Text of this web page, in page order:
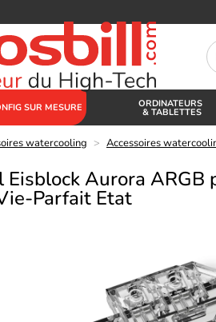
SUR MESURE ORDINATEURS
& TABLETTES
watercooling > Accessoires
Eisblock Aurora ARGB
Parfait Etat